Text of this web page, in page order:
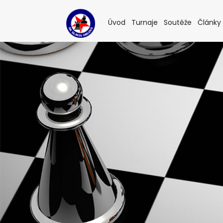
Úvod(current)
Turnaje(current)
Soutěže(current)
Články